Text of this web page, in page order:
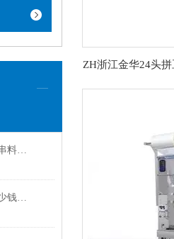
60头果冻钻颗粒盒装不漏料防串料加大料仓分装机厂家定制
鱼虾肉商用双室真空包装机多少钱一台